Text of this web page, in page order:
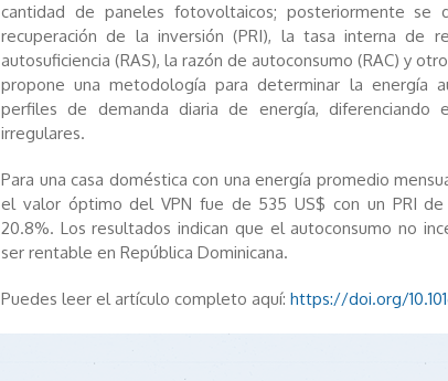
cantidad de paneles fotovoltaicos; posteriormente se
recuperación de la inversión (PRI), la tasa interna de
autosuficiencia (RAS), la razón de autoconsumo (RAC) y
propone una metodología para determinar la energía
perfiles de demanda diaria de energía, diferenciando
irregulares.
Para una casa doméstica con una energía promedio
el valor óptimo del VPN fue de 535 US$ con un PRI
20.8%. Los resultados indican que el autoconsumo no
ser rentable en República Dominicana.
Puedes leer el artículo completo aquí: https://doi.org/